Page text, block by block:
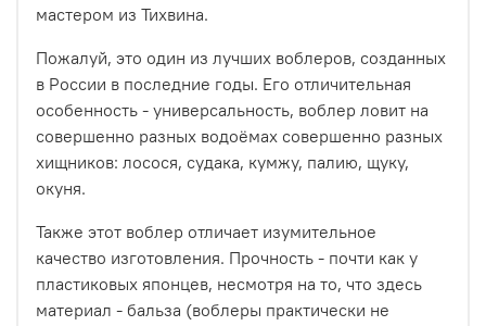
мастером из Тихвина.
Пожалуй, это один из лучших воблеров, созданных
в России в последние годы. Его отличительная
особенность - универсальность, воблер ловит на
совершенно разных водоёмах совершенно разных
хищников: лосося, судака, кумжу, палию, щуку,
окуня.
Также этот воблер отличает изумительное
качество изготовления. Прочность - почти как у
пластиковых японцев, несмотря на то, что здесь
материал - бальза (воблеры практически не